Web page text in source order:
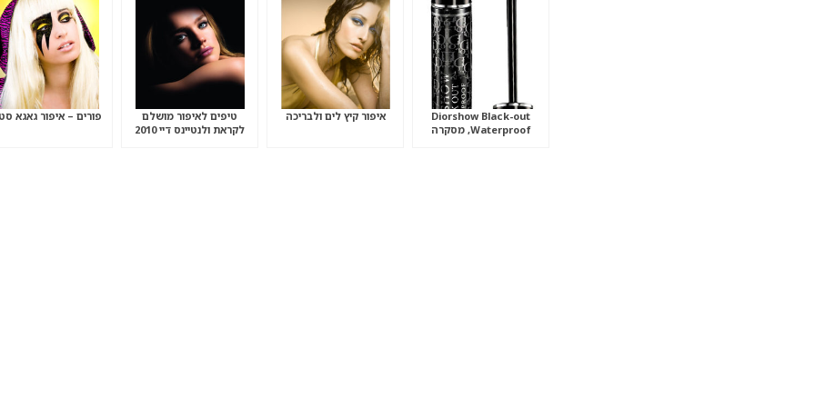
Diorshow Black-out
Waterproof, מסקרה
איפור קיץ לים ולבריכה
טיפים לאיפור מושלם
לקראת ולנטיינס דיי 2010
פורים – איפור גאגא